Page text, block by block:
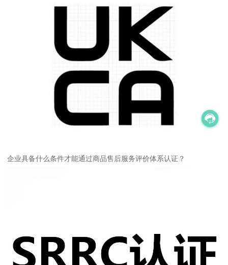
企业具备什么条件才能通过商品售后服务评价体系认证？